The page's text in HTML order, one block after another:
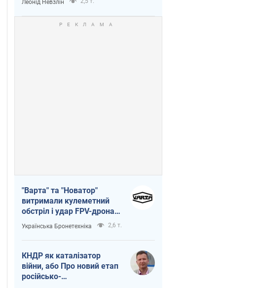
Леонід Невзлін
"Варта" та "Новатор"
витримали кулеметний
обстріл і удар FPV-дрона,
врятувавши життя
офіцеру ЗСУ
Українська Бронетехніка 2,6 т.
КНДР як каталізатор
війни, або Про новий етап
російсько-